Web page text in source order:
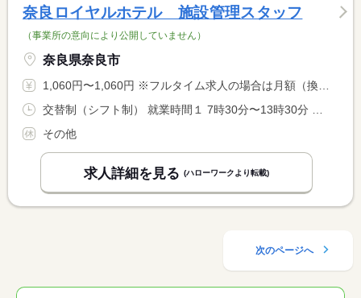
奈良ロイヤルホテル 施設管理スタッフ
（事業所の意向により公開していません）
奈良県奈良市
1,060円〜1,060円 ※フルタイム求人の場合は月額（換算額）、パート求人の場合は時間額を表示しています。
交替制（シフト制） 就業時間１ 7時30分〜13時30分 就業時間２ 17時00分〜23時00分
その他
求人詳細を見る (ハローワークより転載)
次のページへ